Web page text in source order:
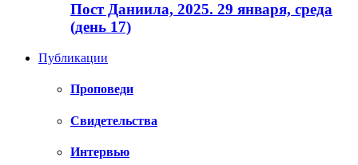
Пост Даниила, 2025. 29 января, среда
(день 17)
Публикации
Проповеди
Свидетельства
Интервью